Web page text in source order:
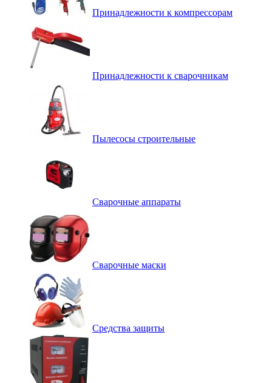
Принадлежности к компрессорам
Принадлежности к сварочникам
Пылесосы строительные
Сварочные аппараты
Сварочные маски
Средства защиты